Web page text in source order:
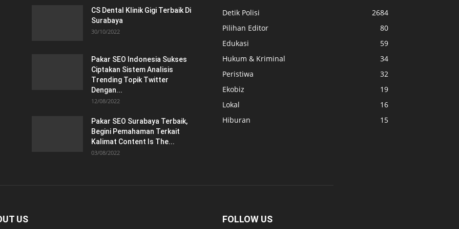
CS Dental Klinik Gigi Terbaik Di
Surabaya
30/10/2022
Pakar SEO Indonesia Sukses
Ciptakan Sistem Analisis
Trending Topik Twitter
Dengan...
12/08/2022
Pakar SEO Surabaya Terbaik,
Begini Pemahaman Terkait
Kalimat Content Is The...
03/08/2022
Detik Polisi
2684
Pilihan Editor
80
Edukasi
59
Hukum & Kriminal
34
Peristiwa
32
Ekobiz
19
Lokal
16
Hiburan
15
US FOLLOW US